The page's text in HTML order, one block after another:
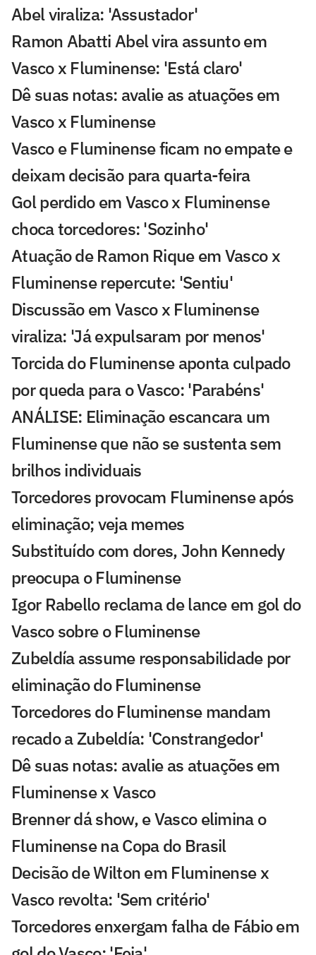
Abel viraliza: 'Assustador'
Ramon Abatti Abel vira assunto em
Vasco x Fluminense: 'Está claro'
Dê suas notas: avalie as atuações em
Vasco x Fluminense
Vasco e Fluminense ficam no empate e
deixam decisão para quarta-feira
Gol perdido em Vasco x Fluminense
choca torcedores: 'Sozinho'
Atuação de Ramon Rique em Vasco x
Fluminense repercute: 'Sentiu'
Discussão em Vasco x Fluminense
viraliza: 'Já expulsaram por menos'
Torcida do Fluminense aponta culpado
por queda para o Vasco: 'Parabéns'
ANÁLISE: Eliminação escancara um
Fluminense que não se sustenta sem
brilhos individuais
Torcedores provocam Fluminense após
eliminação; veja memes
Substituído com dores, John Kennedy
preocupa o Fluminense
Igor Rabello reclama de lance em gol do
Vasco sobre o Fluminense
Zubeldía assume responsabilidade por
eliminação do Fluminense
Torcedores do Fluminense mandam
recado a Zubeldía: 'Constrangedor'
Dê suas notas: avalie as atuações em
Fluminense x Vasco
Brenner dá show, e Vasco elimina o
Fluminense na Copa do Brasil
Decisão de Wilton em Fluminense x
Vasco revolta: 'Sem critério'
Torcedores enxergam falha de Fábio em